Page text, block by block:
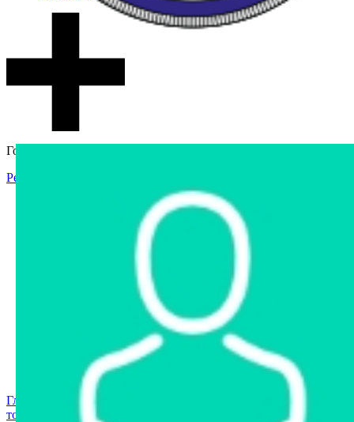
Гостевой доступ
Регистрация
Интернет-магазин
Интернет-витрина
Арестованное имущество
Реестр несостоявшихся торгов
Реестр переоценок
Государственное имущество
Главная страница
торгов
Транспорт